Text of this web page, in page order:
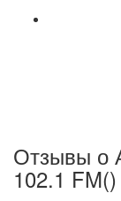
Отзывы о
102.1 FM()